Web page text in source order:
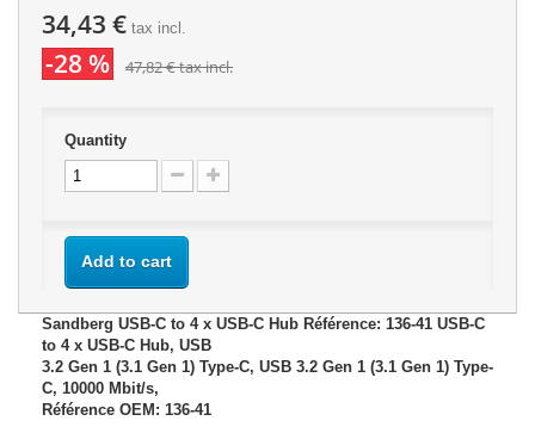
34,43 € tax incl.
-28 % 47,82 €tax incl.
Quantity
Add to cart
Sandberg USB-C to 4 x USB-C Hub Référence: 136-41 USB-C
to 4 x USB-C Hub, USB
3.2 Gen 1 (3.1 Gen 1) Type-C, USB 3.2 Gen 1 (3.1 Gen 1) Type-
C, 10000 Mbit/s,
Référence OEM: 136-41